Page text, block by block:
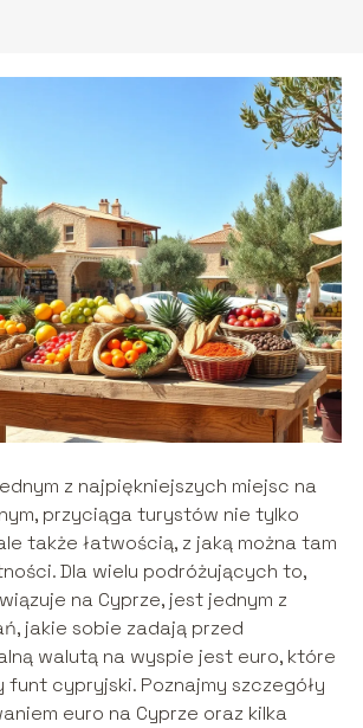
z najpiękniejszych miejsc na
przyciąga turystów nie tylko
także łatwością, z jaką można tam
Dla wielu podróżujących to,
na Cyprze, jest jednym z
jakie sobie zadają przed
walutą na wyspie jest euro, które
funt cypryjski. Poznajmy szczegóły
euro na Cyprze oraz kilka